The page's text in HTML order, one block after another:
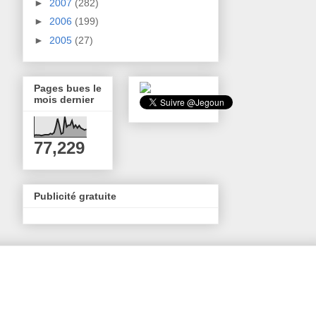
► 2007 (282)
► 2006 (199)
► 2005 (27)
Pages bues le
mois dernier
77,229
Publicité gratuite